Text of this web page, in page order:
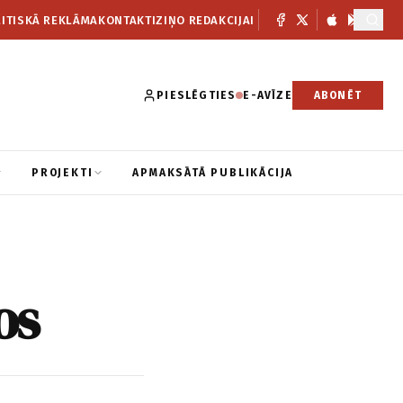
REKLĀMAKONTAKTIZIŅO REDAKCIJAI
PIESLĒGTIES E-AVĪZE ABONĒT
PROJEKTI APMAKSĀTĀ PUBLIKĀCIJA